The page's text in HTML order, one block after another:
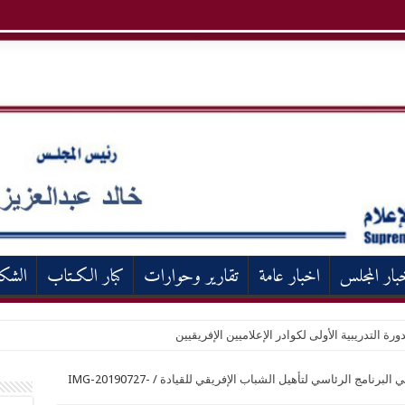
المجلس اخبار عامة تقارير وحوارات كبار الكـتاب
التدريبية الأولى لكوادر الإعلاميين الإفريقيين
الرئاسي لتأهيل الشباب الإفريقي للقيادة /
IMG-20190727-